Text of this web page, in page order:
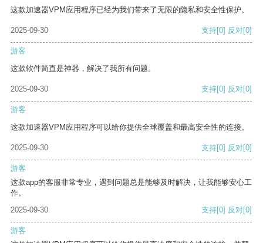
这款加速器VPM应用程序已经为我们带来了无限的隐私和安全性保护。
2025-09-30 支持[0] 反对[0]
游客
这款软件简直是神器，解决了我所有问题。
2025-09-30 支持[0] 反对[0]
游客
这款加速器VPM应用程序可以给你提供全球覆盖和最高安全性的连接。
2025-09-30 支持[0] 反对[0]
游客
这款app的客服非常专业，遇到问题总是能够及时解决，让我能够安心工
作。
2025-09-30
支持[0] 反对[0]
游客